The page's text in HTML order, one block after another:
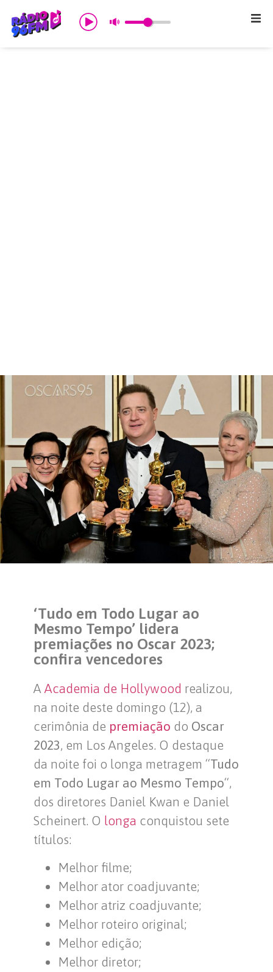
Início
‘Tudo em Todo Lugar ao
Mesmo Tempo’ lidera
premiações no Oscar 2023;
confira vencedores
A Academia de Hollywood realizou,
na noite deste domingo (12), a
cerimônia de premiação do Oscar
2023, em Los Angeles. O destaque
da noite foi o longa metragem “Tudo
em Todo Lugar ao Mesmo Tempo“,
dos diretores Daniel Kwan e Daniel
Scheinert. O longa conquistou sete
títulos:
Melhor filme;
Melhor ator coadjuvante;
Melhor atriz coadjuvante;
Melhor roteiro original;
Melhor edição;
Melhor diretor;